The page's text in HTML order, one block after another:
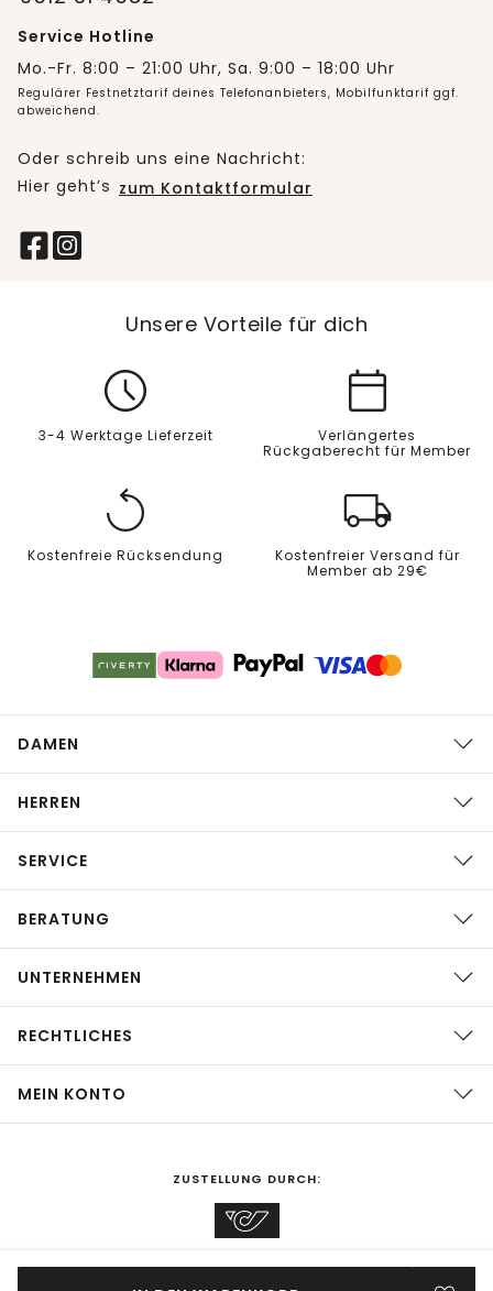
Service Hotline
Mo.-Fr. 8:00 – 21:00 Uhr, Sa. 9:00 – 18:00 Uhr
Regulärer Festnetztarif deines Telefonanbieters, Mobilfunktarif ggf.
abweichend.
Oder schreib uns eine Nachricht:
Hier geht’s zum Kontaktformular
Unsere Vorteile für dich
3-4 Werktage Lieferzeit
Verlängertes
Rückgaberecht für Member
Kostenfreie Rücksendung
Kostenfreier Versand für
Member ab 29€
DAMEN
HERREN
SERVICE
BERATUNG
UNTERNEHMEN
RECHTLICHES
MEIN KONTO
ZUSTELLUNG DURCH: